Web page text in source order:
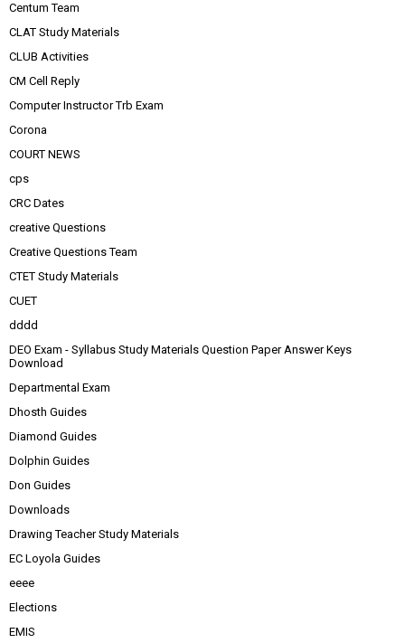
Centum Team
CLAT Study Materials
CLUB Activities
CM Cell Reply
Computer Instructor Trb Exam
Corona
COURT NEWS
cps
CRC Dates
creative Questions
Creative Questions Team
CTET Study Materials
CUET
dddd
DEO Exam - Syllabus Study Materials Question Paper Answer Keys
Download
Departmental Exam
Dhosth Guides
Diamond Guides
Dolphin Guides
Don Guides
Downloads
Drawing Teacher Study Materials
EC Loyola Guides
eeee
Elections
EMIS